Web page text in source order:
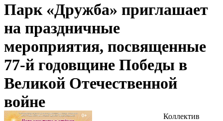
Парк «Дружба» приглашает
на праздничные
мероприятия, посвященные
77-й годовщине Победы в
Великой Отечественной
войне
Коллектив